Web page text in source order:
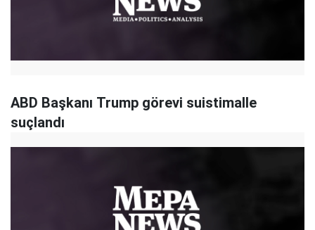
ABD Başkanı Trump görevi suistimalle
suçlandı